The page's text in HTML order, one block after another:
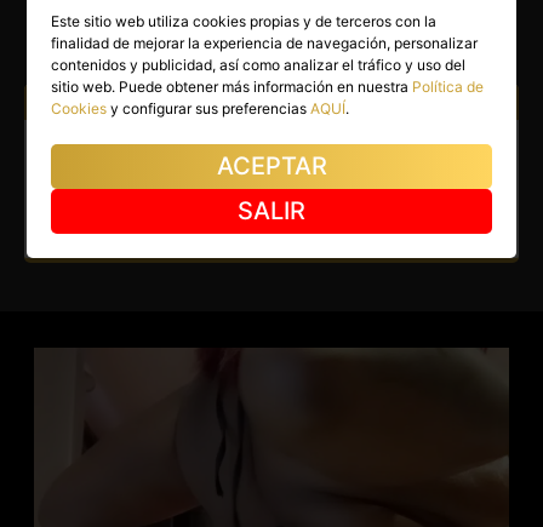
Barcelona capital(Barcelona)
(2)
Atiendo a: Hombres
Escort en Barcelona capital.
Estoy a tope para ti.
Este sitio web utiliza cookies propias y de terceros con la
finalidad de mejorar la experiencia de navegación, personalizar
contenidos y publicidad, así como analizar el tráfico y uso del
sitio web. Puede obtener más información en nuestra Política de
Cookies y configurar sus preferenciasAQUÍ.
ACEPTAR
SALIR